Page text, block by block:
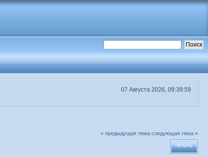
07 Августа 2026, 09:39:59
« предыдущая тема следующая тема »
ПЕЧАТЬ